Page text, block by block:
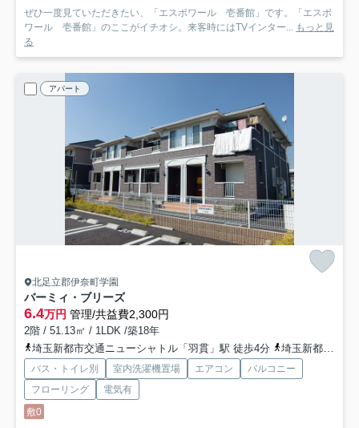
ぜひ一度見ていただきたい、「エスポワール 壱番館」です。「エスポ
ワール 壱番館」のここがイチオシ。来客時にはTVインター... もっと見
る
アパート
北足立郡伊奈町学園
バーミィ・ブリーズ
6.4万円 管理/共益費2,300円
2階 / 51.13㎡ / 1LDK /築18年
埼玉新都市交通ニューシャトル「羽貫」駅 徒歩4分
埼玉新都市交通ニューシャトル「伊奈中央」駅 徒歩14分
バス・トイレ別 室内洗濯機置場 エアコン
バルコニー
フローリング
電気有
敷0